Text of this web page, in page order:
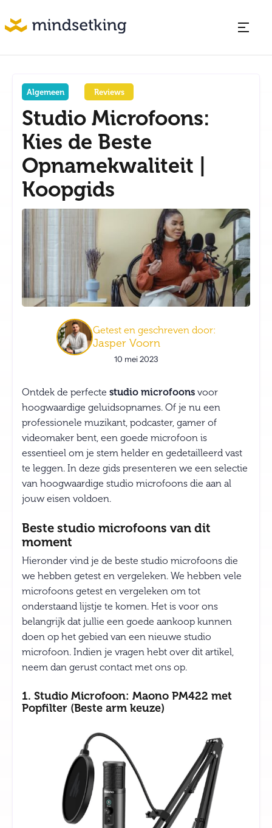
Algemeen Reviews
Studio Microfoons:
Kies de Beste
Opnamekwaliteit |
Koopgids
Getest en geschreven door:
Jasper Voorn
10 mei 2023
Ontdek de perfecte studio microfoons voor
hoogwaardige geluidsopnames. Of je nu een
professionele muzikant, podcaster, gamer of
videomaker bent, een goede microfoon is
essentieel om je stem helder en gedetailleerd vast
te leggen. In deze gids presenteren we een selectie
van hoogwaardige studio microfoons die aan al
jouw eisen voldoen.
Beste studio microfoons van dit
moment
Hieronder vind je de beste studio microfoons die
we hebben getest en vergeleken. We hebben vele
microfoons getest en vergeleken om tot
onderstaand lijstje te komen. Het is voor ons
belangrijk dat jullie een goede aankoop kunnen
doen op het gebied van een nieuwe studio
microfoon. Indien je vragen hebt over dit artikel,
neem dan gerust contact met ons op.
1. Studio Microfoon: Maono PM422 met
Popfilter (Beste arm keuze)